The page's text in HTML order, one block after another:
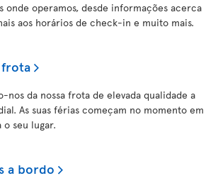
onde operamos, desde informações acerca
aos horários de check-in e muito mais.
frota
nos da nossa frota de elevada qualidade a
As suas férias começam no momento em
o seu lugar.
a bordo